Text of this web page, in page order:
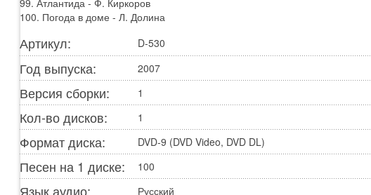
100. Погода в доме - Л. Долина
Артикул: D-530
Год выпуска: 2007
Версия сборки: 1
Кол-во дисков: 1
Формат диска: DVD-9 (DVD Video, DVD DL)
Песен на 1 диске: 100
Язык аудио: Русский